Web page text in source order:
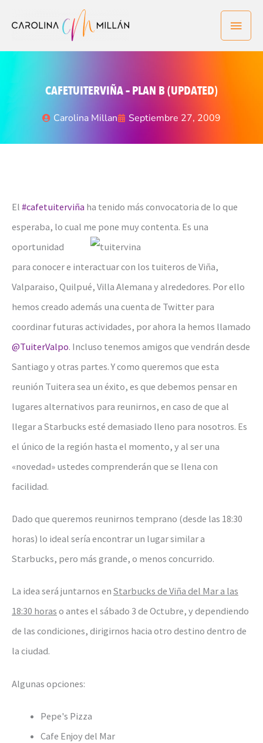
CAFETUITERVIÑA – PLAN B (UPDATED)
Carolina Millan Septiembre 27, 2009
El #cafetuiterviña ha tenido más convocatoria de lo que
esperaba, lo cual me pone muy contenta. Es una
oportunidad
para conocer e interactuar con los tuiteros de Viña,
Valparaiso, Quilpué, Villa Alemana y alrededores. Por ello
hemos creado además una cuenta de Twitter para
coordinar futuras actividades, por ahora la hemos llamado
@TuiterValpo. Incluso tenemos amigos que vendrán desde
Santiago y otras partes. Y como queremos que esta
reunión Tuitera sea un éxito, es que debemos pensar en
lugares alternativos para reunirnos, en caso de que al
llegar a Starbucks esté demasiado lleno para nosotros. Es
el único de la región hasta el momento, y al ser una
«novedad» ustedes comprenderán que se llena con
facilidad.
Dado que queremos reunirnos temprano (desde las 18:30
horas) lo ideal sería encontrar un lugar similar a
Starbucks, pero más grande, o menos concurrido.
La idea será juntarnos en Starbucks de Viña del Mar a las
18:30 horas o antes el sábado 3 de Octubre, y dependiendo
de las condiciones, dirigirnos hacia otro destino dentro de
la ciudad.
Algunas opciones:
Pepe's Pizza
Cafe Enjoy del Mar